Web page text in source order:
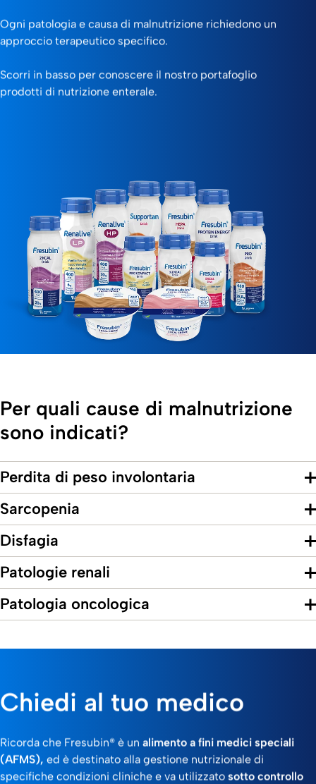
Ogni patologia e causa di malnutrizione richiedono un
approccio terapeutico specifico.
Scorri in basso per conoscere il nostro portafoglio
prodotti di nutrizione enterale.
Per quali cause di malnutrizione
sono indicati?
Perdita di peso involontaria
Sarcopenia
Disfagia
Patologie renali
Patologia oncologica
Chiedi al tuo medico
Ricorda che Fresubin® è un alimento a fini medici speciali
(AFMS), ed è destinato alla gestione nutrizionale di
specifiche condizioni cliniche e va utilizzato sotto controllo